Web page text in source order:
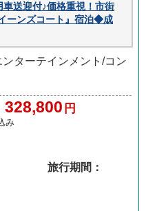
送迎付♪価格重視！市街
ーンズコート』宿泊◆成
ターテインメント/コン
328,800 円
み
旅行期間：